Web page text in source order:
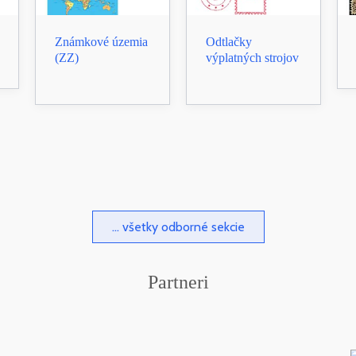
Známkové územia
(ZZ)
Odtlačky
výplatných strojov
... všetky odborné sekcie
Partneri